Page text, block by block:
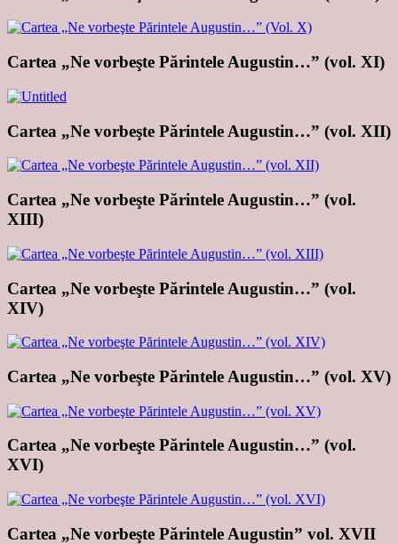
Cartea „Ne vorbeşte Părintele Augustin…” (vol. XI)
Cartea „Ne vorbeşte Părintele Augustin…” (vol. XII)
Cartea „Ne vorbeşte Părintele Augustin…” (vol.
XIII)
Cartea „Ne vorbeşte Părintele Augustin…” (vol.
XIV)
Cartea „Ne vorbeşte Părintele Augustin…” (vol. XV)
Cartea „Ne vorbeşte Părintele Augustin…” (vol.
XVI)
Cartea „Ne vorbeşte Părintele Augustin” vol. XVII